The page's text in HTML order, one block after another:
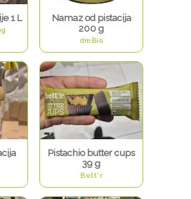
1 L
Namaz od pistacija
200 g
dmBio
Pistachio butter cups
39 g
Bett'r